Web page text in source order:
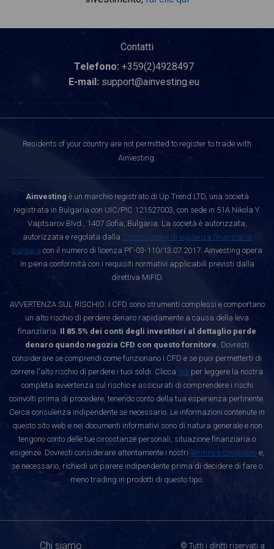
Contatti
Telefono: +359(2)4928497
E-mail: support@ainvesting.eu
Residents of your country are not permitted to register to trade with
Ainvesting.
Ainvesting è un marchio registrato di Up Trend LTD, una società
registrata in Bulgaria con UIC/PIC 121527003, con sede in 51A Nikola Y.
Vaptsarov Blvd., 1407 Sofia, Bulgaria. La società è autorizzata,
autorizzata e regolata dalla Commissione di vigilanza finanziaria
bulgara con il numero di licenza РГ-03-110/13.07.2017. Ainvesting opera
in piena conformità con i requisiti normativi applicabili previsti dalla
direttiva MiFID.
AVVERTENZA SUL RISCHIO: I CFD sono strumenti complessi e comportano
un alto rischio di perdere denaro rapidamente a causa della leva
finanziaria. Il 85.5% dei conti degli investitori al dettaglio perde
denaro quando negozia CFD con questo fornitore. Dovresti
considerare se comprendi come funzionano i CFD e se puoi permetterti di
correre l'alto rischio di perdere i tuoi soldi. Clicca qui per leggere la nostra
completa avvertenza sul rischio e assicurati di comprendere i rischi
coinvolti prima di procedere, tenendo conto della tua esperienza pertinente.
Cerca consulenza indipendente se necessario. Le informazioni contenute in
questo sito web e nei documenti informativi sono di natura generale e non
tengono conto delle tue circostanze personali, situazione finanziaria o
esigenze. Dovresti considerare attentamente i nostri Termini e condizioni e,
se necessario, richiedi un parere indipendente prima di decidere di fare o
meno trading in prodotti di questo tipo.
Chi siamo © Tutti i diritti riservati a